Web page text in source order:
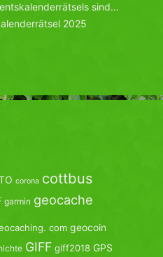
sind…
2025
corona cottbus
garmin geocache
com geocoin
GIFF giff2018 GPS